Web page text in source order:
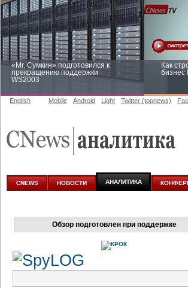
«Mr. Сумкин» подготовился к
прекращению поддержки
WS2003
Как
бизнес
аналитике
English Mobile Android Light Twitter (topnews)
CNEWS НОВОСТИ АНАЛИТИКА
Обзор подготовлен при поддержке